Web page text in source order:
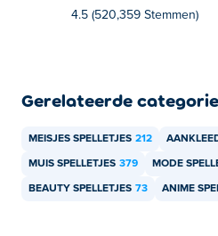
apparaten, zoals telefoons en
4.5 (520,359 Stemmen)
Gerelateerde
MEISJES SPELLETJES 212
MUIS SPELLETJES 379 MODE
BEAUTY SPELLETJES 73 ANIME